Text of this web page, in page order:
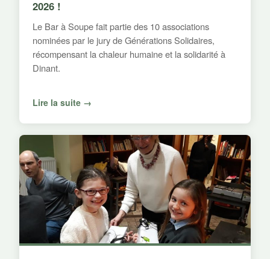
2026 !
Le Bar à Soupe fait partie des 10 associations
nominées par le jury de Générations Solidaires,
récompensant la chaleur humaine et la solidarité à
Dinant.
Lire la suite →